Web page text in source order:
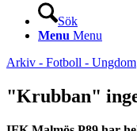
Sök
Menu Menu
Arkiv - Fotboll - Ungdom
"Krubban"